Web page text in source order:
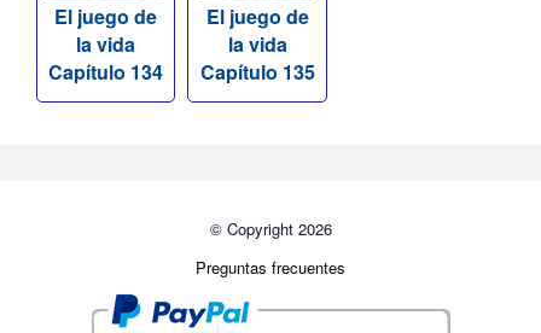
El juego de
la vida
Capítulo 134
El juego de
la vida
Capítulo 135
© Copyright 2026
Preguntas frecuentes